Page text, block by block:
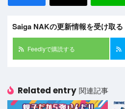
Saiga NAKの更新情報を受け取る
Feedlyで購読する
Related entry 関連記事